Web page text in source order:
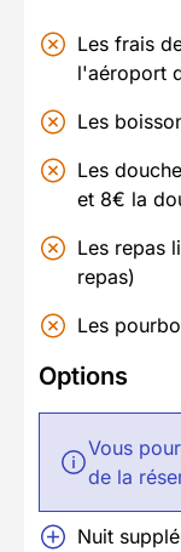
Les frais
l'aéroport
Les
Les
et 8€ la
Les repas
repas)
Les
Options
Vous
de la
Nuit